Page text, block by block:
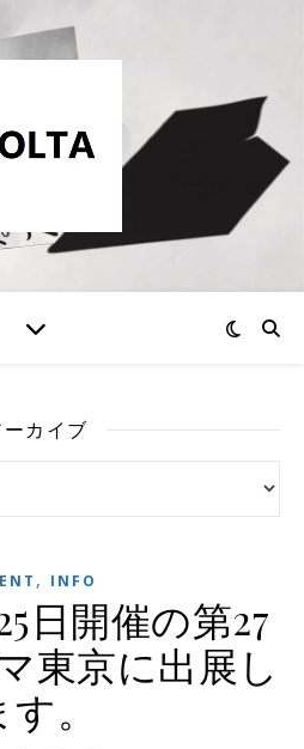
ーカイブ
, INFO
日開催の第27
東京に出展し
す。